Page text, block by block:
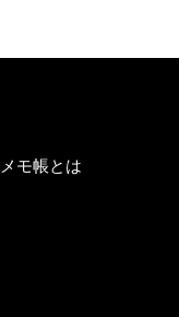
モ帳とは